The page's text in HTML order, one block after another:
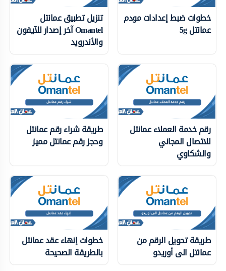
خطوات ضبط إعدادات مودم
عمانتل 5g
تنزيل تطبيق عمانتل
Omantel آخر إصدار للآيفون
والأندرويد
رقم خدمة العملاء عمانتل
للاتصال المجاني
والشكاوي
طريقة شراء رقم عمانتل
وحجز رقم عمانتل مميز
طريقة تحويل الرقم من
عمانتل الى أوريدو
خطوات إنهاء عقد عمانتل
بالطريقة الصحيحة